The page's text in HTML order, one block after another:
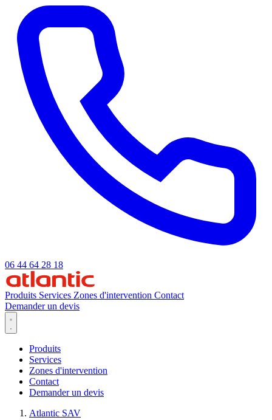
06 44 64 28 18
Produits Services Zones d'intervention Contact
Demander un devis
Produits
Services
Zones d'intervention
Contact
Demander un devis
Atlantic SAV